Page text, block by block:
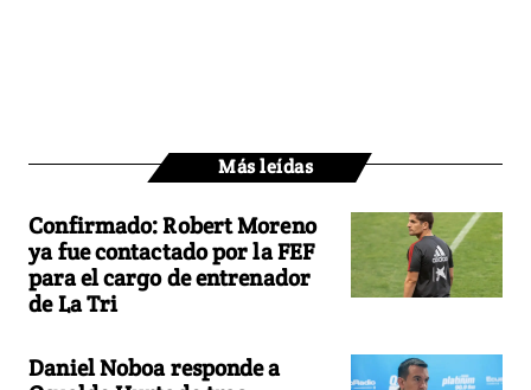
Más leídas
Confirmado: Robert Moreno
ya fue contactado por la FEF
para el cargo de entrenador
de La Tri
Daniel Noboa responde a